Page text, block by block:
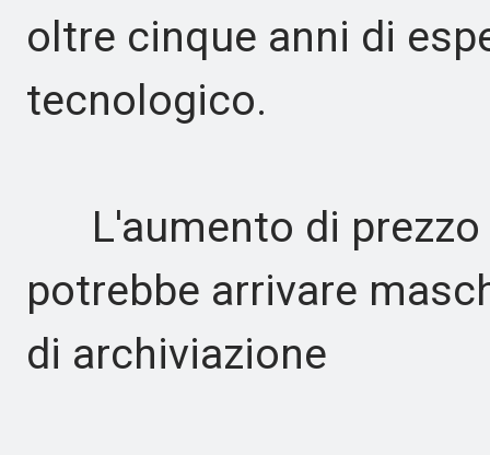
oltre cinque anni di
tecnologico.
L'aumento di prezzo
potrebbe arrivare
di archiviazione